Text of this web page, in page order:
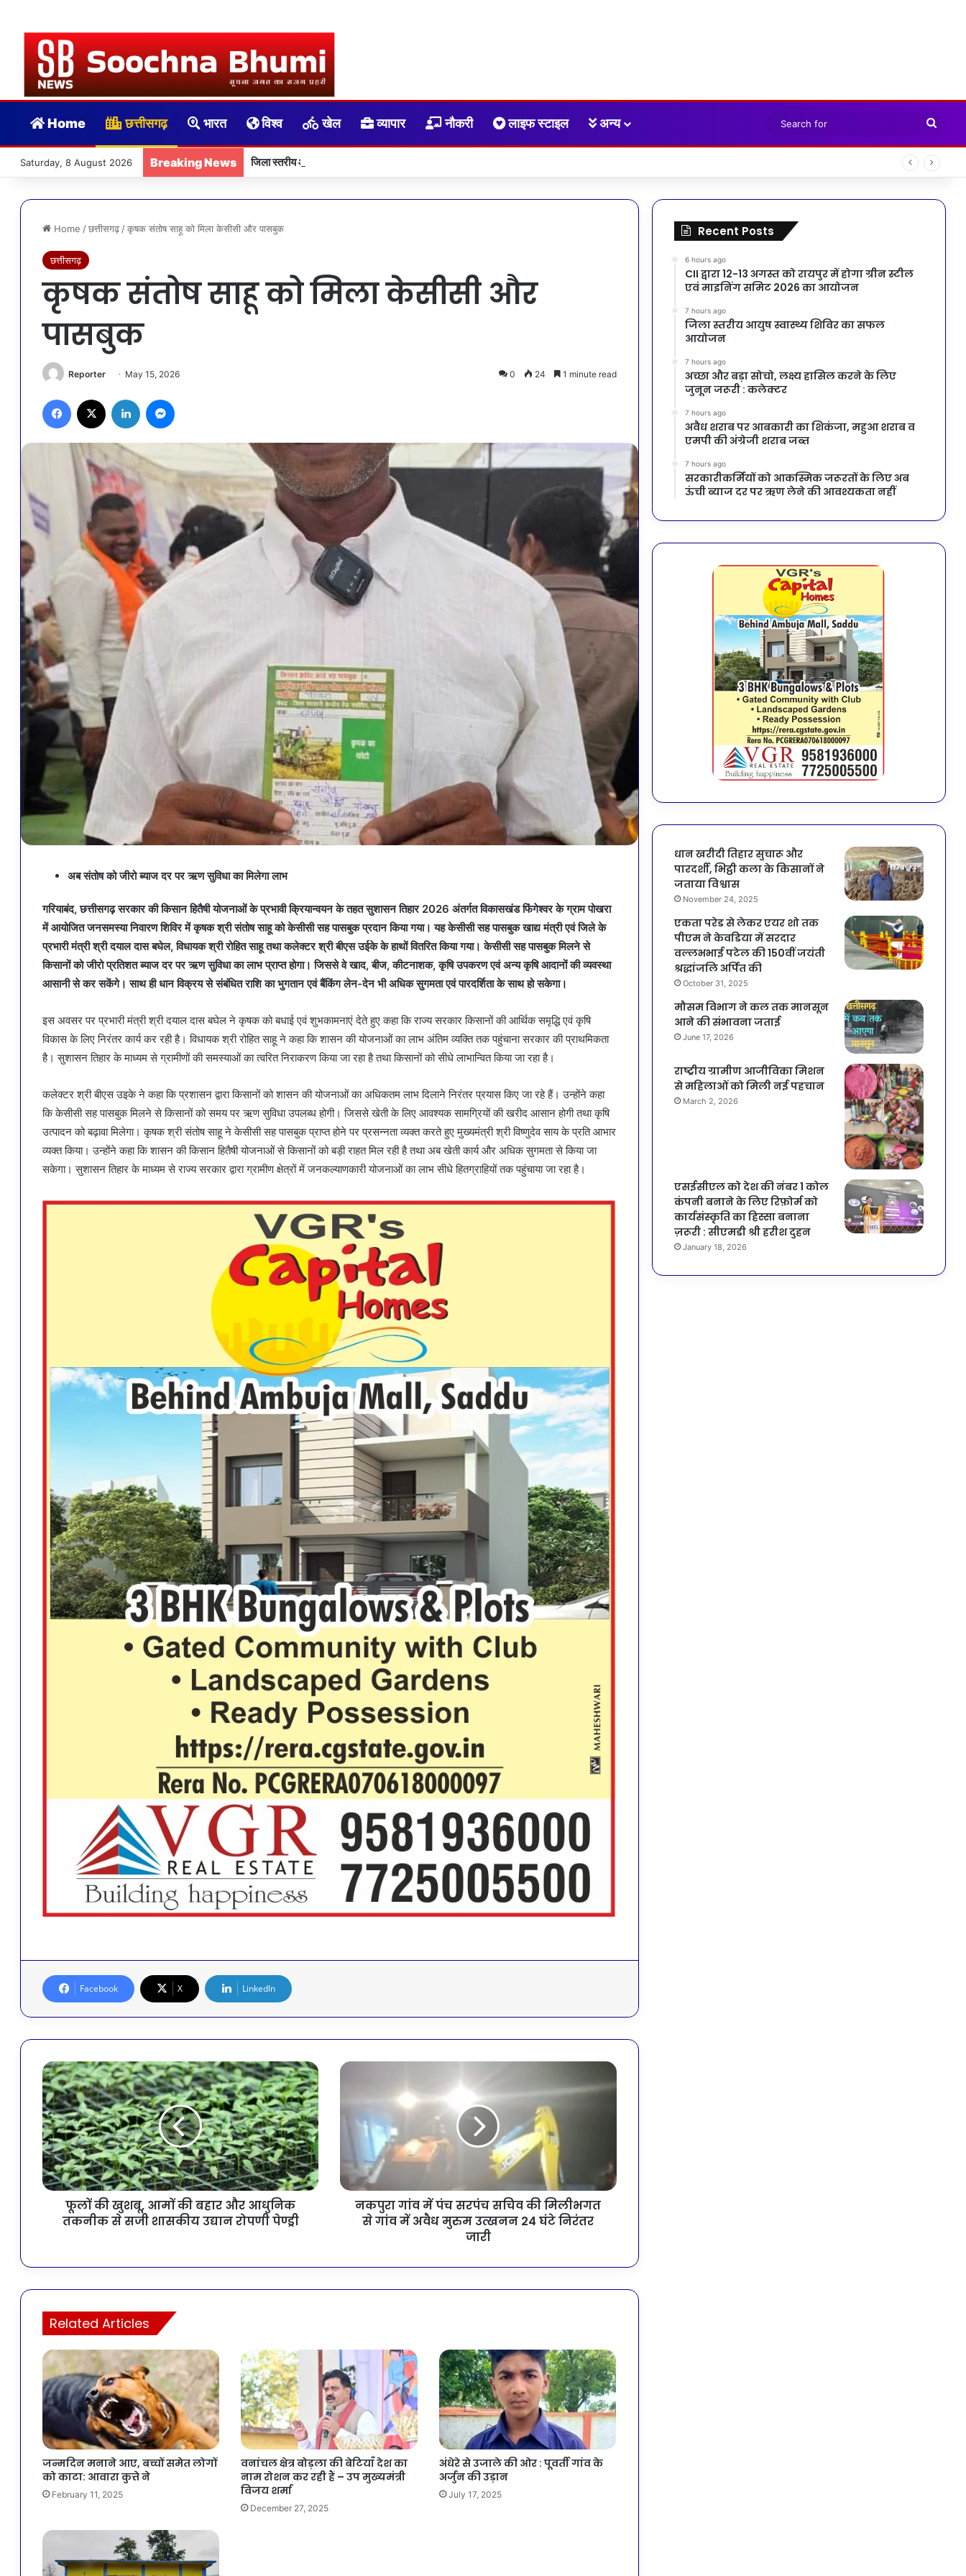
Home छत्तीसगढ़ भारत विश्व खेल व्यापार नौकरी लाइफ स्टाइल अन्य
for
Saturday, 8 August 2026 Breaking News जिला स्तरीय आयुष स्वास्थ्य शिविर का सफल आयोजन
Home / छत्तीसगढ़ / कृषक संतोष साहू को मिला केसीसी और पासबुक
छत्तीसगढ़
कृषक संतोष साहू को मिला केसीसी और
पासबुक
Reporter May 15, 2026 0 24 1 minute read
Facebook LinkedIn
अब संतोष को जीरो ब्याज दर पर ऋण सुविधा का मिलेगा लाभ
गरियाबंद, छत्तीसगढ़ सरकार की किसान हितैषी योजनाओं के प्रभावी क्रियान्वयन के तहत सुशासन तिहार 2026 अंतर्गत विकासखंड फिंगेश्वर के ग्राम पोखरा
में आयोजित जनसमस्या निवारण शिविर में कृषक श्री संतोष साहू को केसीसी सह पासबुक प्रदान किया गया। यह केसीसी सह पासबुक खाद्य मंत्री एवं जिले के
प्रभारी मंत्री श्री दयाल दास बघेल, विधायक श्री रोहित साहू तथा कलेक्टर श्री बीएस उईके के हाथों वितरित किया गया। केसीसी सह पासबुक मिलने से
किसानों को जीरो प्रतिशत ब्याज दर पर ऋण सुविधा का लाभ प्राप्त होगा। जिससे वे खाद, बीज, कीटनाशक, कृषि उपकरण एवं अन्य कृषि आदानों की व्यवस्था
आसानी से कर सकेंगे। साथ ही धान विक्रय से संबंधित राशि का भुगतान एवं बैंकिंग लेन-देन भी अधिक सुगमता एवं पारदर्शिता के साथ हो सकेगा।
इस अवसर पर प्रभारी मंत्री श्री दयाल दास बघेल ने कृषक को बधाई एवं शुभकामनाएं देते हुए कहा कि राज्य सरकार किसानों की आर्थिक समृद्धि एवं कृषि
विकास के लिए निरंतर कार्य कर रही है। विधायक श्री रोहित साहू ने कहा कि शासन की योजनाओं का लाभ अंतिम व्यक्ति तक पहुंचाना सरकार की प्राथमिकता
है। सुशासन तिहार के माध्यम से ग्रामीणों की समस्याओं का त्वरित निराकरण किया जा रहा है तथा किसानों को सीधे लाभान्वित किया जा रहा है।
कलेक्टर श्री बीएस उइके ने कहा कि प्रशासन द्वारा किसानों को शासन की योजनाओं का अधिकतम लाभ दिलाने निरंतर प्रयास किए जा रहे हैं। उन्होंने कहा
कि केसीसी सह पासबुक मिलने से किसानों को समय पर ऋण सुविधा उपलब्ध होगी। जिससे खेती के लिए आवश्यक सामग्रियों की खरीद आसान होगी तथा कृषि
उत्पादन को बढ़ावा मिलेगा। कृषक श्री संतोष साहू ने केसीसी सह पासबुक प्राप्त होने पर प्रसन्नता व्यक्त करते हुए मुख्यमंत्री श्री विष्णुदेव साय के प्रति आभार
व्यक्त किया। उन्होंने कहा कि शासन की किसान हितैषी योजनाओं से किसानों को बड़ी राहत मिल रही है तथा अब खेती कार्य और अधिक सुगमता से किया जा
सकेगा। सुशासन तिहार के माध्यम से राज्य सरकार द्वारा ग्रामीण क्षेत्रों में जनकल्याणकारी योजनाओं का लाभ सीधे हितग्राहियों तक पहुंचाया जा रहा है।
Facebook X LinkedIn
फूलों की खुशबू, आमों की बहार और आधुनिक
तकनीक से सजी शासकीय उद्यान रोपणी पेण्ड्री
नकपुरा गांव में पंच सरपंच सचिव की मिलीभगत
से गांव में अवैध मुरुम उत्खनन 24 घंटे निरंतर
जारी
Related Articles
जन्मदिन मनाने आए, बच्चों समेत लोगों
को काटा: आवारा कुत्ते ने
February 11, 2025
वनांचल क्षेत्र बोड़ला की बेटियाँ देश का
नाम रोशन कर रही हैं – उप मुख्यमंत्री
विजय शर्मा
December 27, 2025
अंधेरे से उजाले की ओर : पूवर्ती गांव के
अर्जुन की उड़ान
July 17, 2025
Recent Posts
6 hours ago
CII द्वारा 12-13 अगस्त को रायपुर में होगा ग्रीन स्टील
एवं माइनिंग समिट 2026 का आयोजन
7 hours ago
जिला स्तरीय आयुष स्वास्थ्य शिविर का सफल
आयोजन
7 hours ago
अच्छा और बड़ा सोचो, लक्ष्य हासिल करने के लिए
जुनून जरूरी : कलेक्टर
7 hours ago
अवैध शराब पर आबकारी का शिकंजा, महुआ शराब व
एमपी की अंग्रेजी शराब जब्त
7 hours ago
सरकारीकर्मियों को आकस्मिक जरूरतों के लिए अब
ऊंची ब्याज दर पर ऋण लेने की आवश्यकता नहीं
धान खरीदी तिहार सुचारू और
पारदर्शी, भिट्ठी कला के किसानों ने
जताया विश्वास
November 24, 2025
एकता परेड से लेकर एयर शो तक
पीएम ने केवडिया में सरदार
वल्लभभाई पटेल की 150वीं जयंती
श्रद्धांजलि अर्पित की
October 31, 2025
मौसम विभाग ने कल तक मानसून
आने की संभावना जताई
June 17, 2026
राष्ट्रीय ग्रामीण आजीविका मिशन
से महिलाओं को मिली नई पहचान
March 2, 2026
एसईसीएल को देश की नंबर 1 कोल
कंपनी बनाने के लिए रिफ़ोर्म को
कार्यसंस्कृति का हिस्सा बनाना
ज़रूरी : सीएमडी श्री हरीश दुहन
January 18, 2026